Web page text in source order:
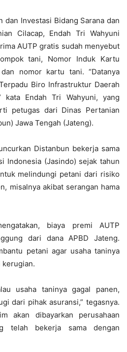
dan Investasi Bidang Sarana dan
Cilacap, Endah Tri Wahyuni
AUTP gratis sudah menyebut
tani, Nomor Induk Kartu
nomor kartu tani. “Datanya
Biro Infrastruktur Daerah
kata Endah Tri Wahyuni, yang
petugas dari Dinas Pertanian
Jawa Tengah (Jateng).
Distanbun bekerja sama
Indonesia (Jasindo) sejak tahun
melindungi petani dari risiko
misalnya akibat serangan hama
biaya premi AUTP
dari dana APBD Jateng.
petani agar usaha taninya
kerugian.
usaha taninya gagal panen,
dari pihak asuransi,” tegasnya.
akan dibayarkan perusahaan
telah bekerja sama dengan